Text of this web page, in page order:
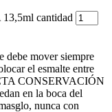
cantidad
debe mover siempre
el esmalte entre
CONSERVACIÓN
en la boca del
nunca con